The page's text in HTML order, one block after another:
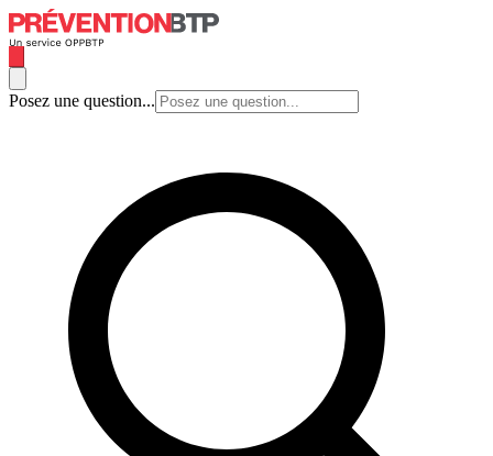
Posez une question...